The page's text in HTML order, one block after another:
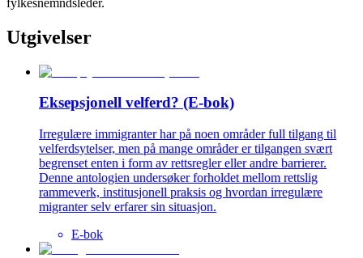
Utgivelser
Eksepsjonell velferd? (E-bok)
Irregulære immigranter har på noen områder full tilgang til
velferdsytelser, men på mange områder er tilgangen svært
begrenset enten i form av rettsregler eller andre barrierer.
Denne antologien undersøker forholdet mellom rettslig
rammeverk, institusjonell praksis og hvordan irregulære
migranter selv erfarer sin situasjon.
E-bok